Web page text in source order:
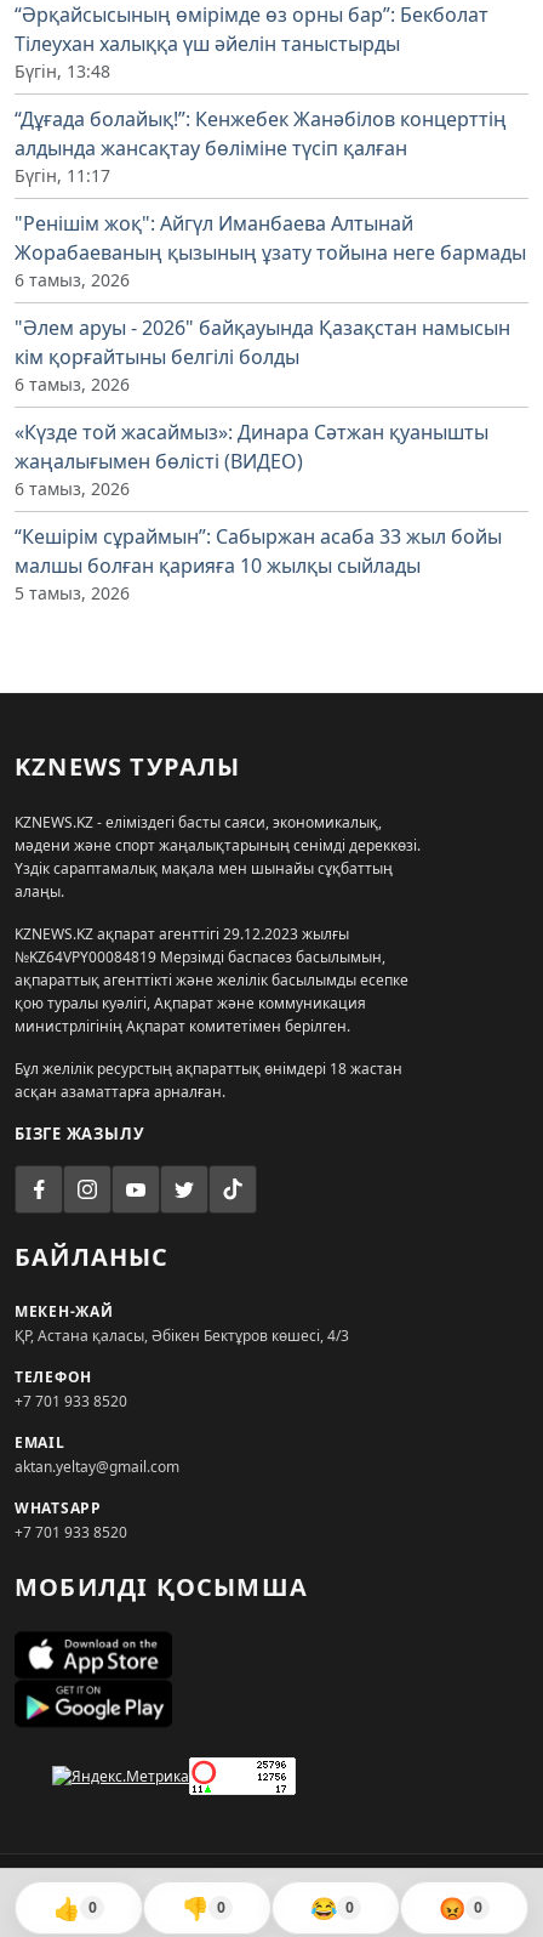
👍 0 👎 0 😂 0 😡 0
“Әрқайсысының өмірімде өз орны бар”: Бекболат
Тілеухан халыққа үш әйелін таныстырды
Бүгін, 13:48
“Дұғада болайық!”: Кенжебек Жанәбілов концерттің
алдында жансақтау бөліміне түсіп қалған
Бүгін, 11:17
"Ренішім жоқ": Айгүл Иманбаева Алтынай
Жорабаеваның қызының ұзату тойына неге бармады
6 тамыз, 2026
"Әлем аруы - 2026" байқауында Қазақстан намысын
кім қорғайтыны белгілі болды
6 тамыз, 2026
«Күзде той жасаймыз»: Динара Сәтжан қуанышты
жаңалығымен бөлісті (ВИДЕО)
6 тамыз, 2026
“Кешірім сұраймын”: Сабыржан асаба 33 жыл бойы
малшы болған қарияға 10 жылқы сыйлады
5 тамыз, 2026
KZNEWS ТУРАЛЫ
KZNEWS.KZ - еліміздегі басты саяси, экономикалық,
мәдени және спорт жаңалықтарының сенімді дереккөзі.
Үздік сараптамалық мақала мен шынайы сұқбаттың
алаңы.
KZNEWS.KZ ақпарат агенттігі 29.12.2023 жылғы
№KZ64VPY00084819 Мерзімді баспасөз басылымын,
ақпараттық агенттікті және желілік басылымды есепке
қою туралы куәлігі, Ақпарат және коммуникация
министрлігінің Ақпарат комитетімен берілген.
Бұл желілік ресурстың ақпараттық өнімдері 18 жастан
асқан азаматтарға арналған.
БІЗГЕ ЖАЗЫЛУ
БАЙЛАНЫС
МЕКЕН-ЖАЙ
ҚР, Астана қаласы, Әбікен Бектұров көшесі, 4/3
ТЕЛЕФОН
+7 701 933 8520
EMAIL
aktan.yeltay@gmail.com
WHATSAPP
+7 701 933 8520
МОБИЛДІ ҚОСЫМША
© 2026. KZNEWS.KZ ақпарат агенттігі
Сайтты жасаған
WebAudit